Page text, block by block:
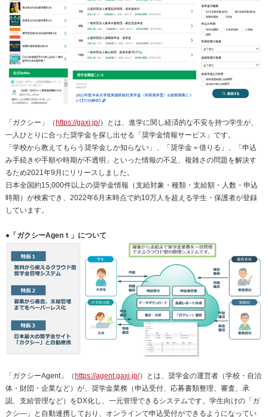
「ガクシー」（https://gaxi.jp/）とは、進学に関し経済的な不安を持つ学生が、
一人ひとりに合った奨学金を探し出せる「奨学金情報サービス」です。
「学校から教えてもらう奨学金しか知らない」、「奨学金＝借りる」、「申込
み手続きや手順や時期が不透明」といった情報の不足、複雑さの問題を解決す
るため2021年9月にリリースしました。
日本全国約15,000件以上の奨学金情報（支給対象・種類・支給額・人数・申込
時期）が検索でき、2022年6月末時点で約10万人を超える学生・保護者が登録
しています。
●「ガクシーAgenｔ」について
「ガクシーAgent」（ https://agent.gaxi.jp/）とは、奨学金の運営者（学校・自治
体・財団・企業など）が、奨学金業務（申込受付、応募書類整理、審査、承
認、支給管理など）をDX化し、一元管理できるシステムです。学生向けの「ガ
クシ―」と自動連携しており、オンラインで申込受付ができるようになってい